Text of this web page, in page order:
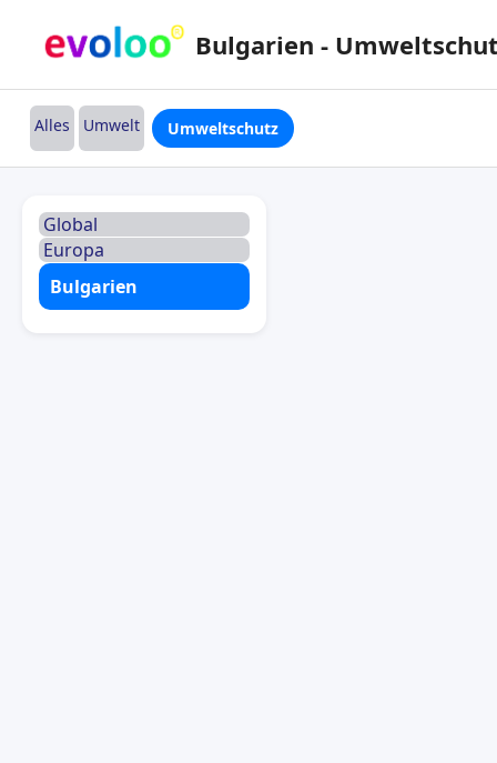
Bulgarien -
Alles Umwelt Umweltschutz
Global
Europa
Bulgarien